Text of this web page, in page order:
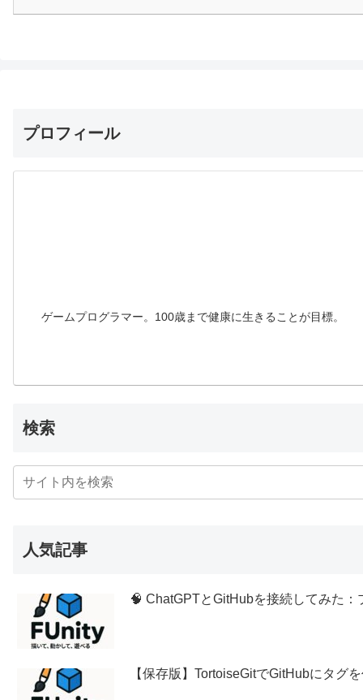
プロフィール
ゲームプログラマー。100歳まで健康に生きることが目標。
検索
人気記事
🧠 ChatGPTとGitHubを接続してみた
【保存版】TortoiseGitでGitHubにタグ